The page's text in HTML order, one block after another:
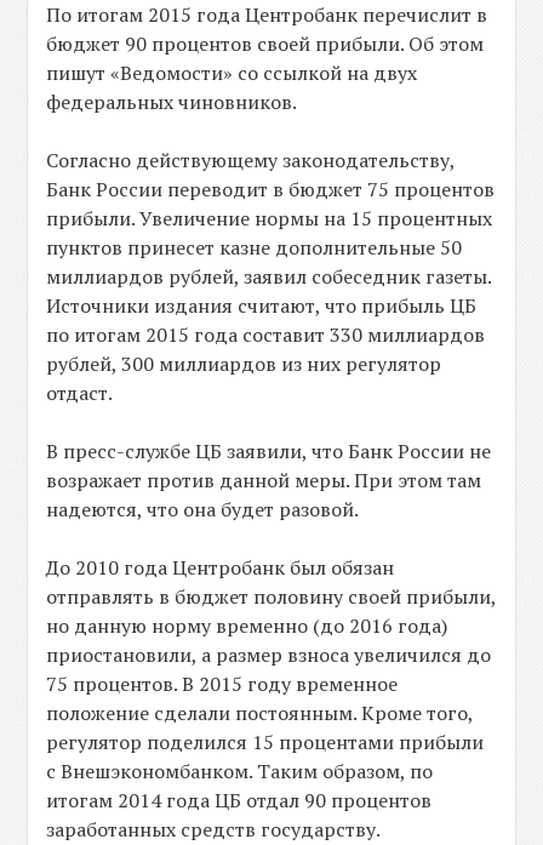
По итогам 2015 года Центробанк перечислит в
бюджет 90 процентов своей прибыли. Об этом
пишут «Ведомости» со ссылкой на двух
федеральных чиновников.
Согласно действующему законодательству,
Банк России переводит в бюджет 75 процентов
прибыли. Увеличение нормы на 15 процентных
пунктов принесет казне дополнительные 50
миллиардов рублей, заявил собеседник газеты.
Источники издания считают, что прибыль ЦБ
по итогам 2015 года составит 330 миллиардов
рублей, 300 миллиардов из них регулятор
отдаст.
В пресс-службе ЦБ заявили, что Банк России не
возражает против данной меры. При этом там
надеются, что она будет разовой.
До 2010 года Центробанк был обязан
отправлять в бюджет половину своей прибыли,
но данную норму временно (до 2016 года)
приостановили, а размер взноса увеличился до
75 процентов. В 2015 году временное
положение сделали постоянным. Кроме того,
регулятор поделился 15 процентами прибыли
с Внешэкономбанком. Таким образом, по
итогам 2014 года ЦБ отдал 90 процентов
заработанных средств государству.